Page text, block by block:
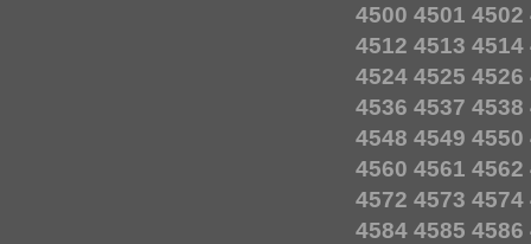
4500 4501 4502
4512 4513 4514
4524 4525 4526
4536 4537 4538
4548 4549 4550
4560 4561 4562
4572 4573 4574
4584 4585 4586